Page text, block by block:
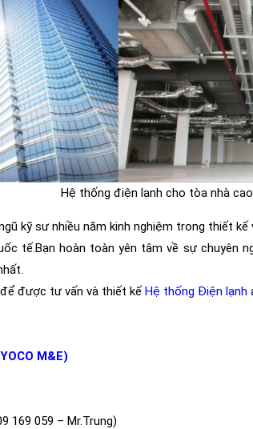
Hệ thống điện lạnh cho tòa nhà
kỹ sư nhiều năm kinh nghiệm trong thiết
tế.Bạn hoàn toàn yên tâm về sự chuyên
được tư vấn và thiết kế Hệ thống Điện lạnh
M&E)
169 059 – Mr.Trung)